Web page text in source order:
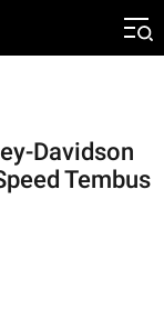
Davidson
Tembus